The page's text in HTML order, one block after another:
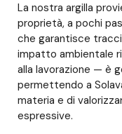
La nostra argilla
proprietà, a pochi
che garantisce
impatto ambientale
alla lavorazione — è
permettendo a
materia e di
espressive.